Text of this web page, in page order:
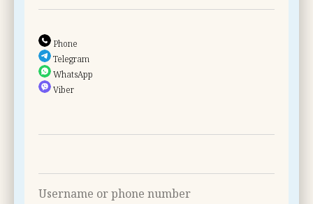
Phone
Telegram
WhatsApp
Viber